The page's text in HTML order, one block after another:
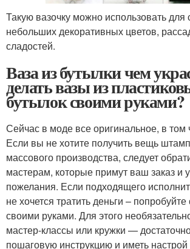
Такую вазочку можно использовать для
небольших декоративных цветов,
сладостей.
Ваза из бутылки чем
делать вазы из
бутылок своими руками?
Сейчас в моде все оригинальное, в том
Если вы не хотите получить вещь
массового производства, следует
мастерам, которые примут ваш заказ и
пожелания. Если подходящего
не хочется тратить деньги – попробуйте
своими руками. Для этого
мастер-классы или кружки —
пошаговую инструкцию и иметь настрой